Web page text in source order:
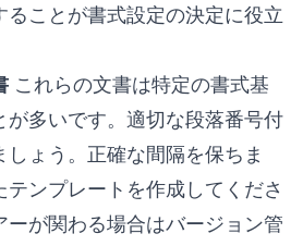
ことが書式設定の決定に役立
これらの文書は特定の書式基
が多いです。適切な段落番号付
ょう。正確な間隔を保ちま
ンプレートを作成してくださ
ーが関わる場合はバージョン管